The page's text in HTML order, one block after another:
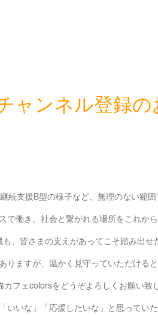
ャンネル登録
続支援B型の様子など、無理のない範囲
働き、社会と繋がれる場所をこれか
、皆さまの支えがあってこそ踏み出せ
りますが、温かく見守っていただけると
フェcolorsをどうぞよろしくお願い致
いいな」「応援したいな」と思っていた